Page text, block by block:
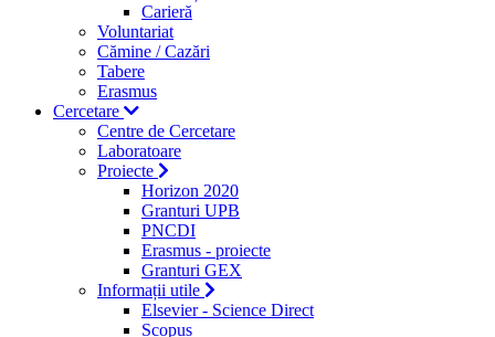
Carieră
Voluntariat
Cămine / Cazări
Tabere
Erasmus
Cercetare
Centre de Cercetare
Laboratoare
Proiecte
Horizon 2020
Granturi UPB
PNCDI
Erasmus - proiecte
Granturi GEX
Informații utile
Elsevier - Science Direct
Scopus